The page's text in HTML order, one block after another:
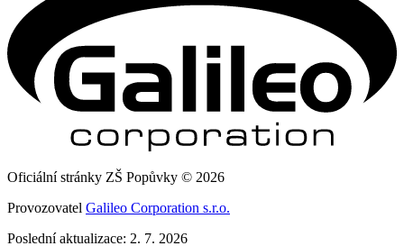
Oficiální stránky ZŠ Popůvky © 2026
Provozovatel Galileo Corporation s.r.o.
Poslední aktualizace: 2. 7. 2026